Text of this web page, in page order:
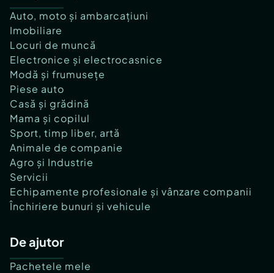
Auto, moto și ambarcațiuni
Imobiliare
Locuri de muncă
Electronice și electrocasnice
Modă și frumusețe
Piese auto
Casă și grădină
Mama și copilul
Sport, timp liber, artă
Animale de companie
Agro și Industrie
Servicii
Echipamente profesionale și vânzare companii
Închiriere bunuri și vehicule
De ajutor
Pachetele mele